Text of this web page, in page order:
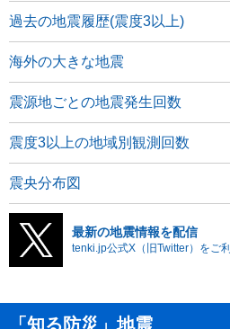
過去の地震履歴(震度3以上)
海外の大きな地震
震源地ごとの地震発生回数
震度3以上の地域別観測回数
震央分布図
最新の地震情報を配信
tenki.jp公式X（旧Twitter）をご
「知る防災」地震